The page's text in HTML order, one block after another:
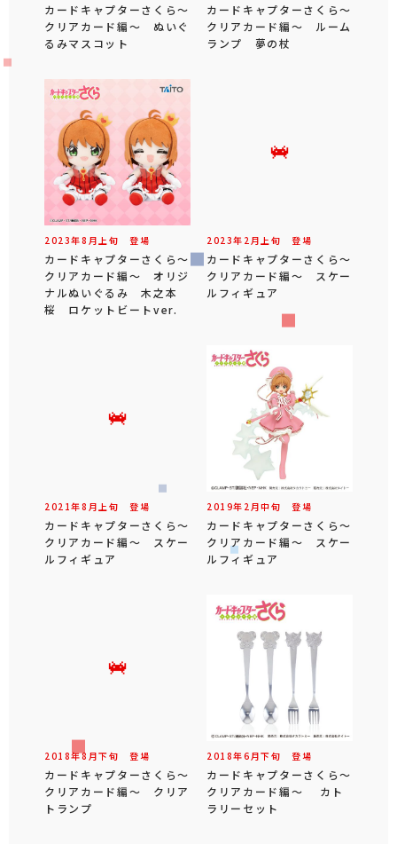
カードキャプターさくら～
クリアカード編～ ぬいぐ
るみマスコット
カードキャプターさくら～
クリアカード編～ ルーム
ランプ 夢の杖
2023年8 月 上旬 登場
カードキャプターさくら～
クリアカード編～ オリジ
ナルぬいぐるみ 木之本
桜 ロケットビートver.
2023年 2 月 上旬 登場
カードキャプターさくら～
クリアカード編～ スケー
ルフィギュア
2021年8 月 上旬 登場
カードキャプターさくら～
クリアカード編～ スケー
ルフィギュア
2019年 2 月中旬 登場
カードキャプターさくら～
クリアカード編～ スケー
ルフィギュア
2018年8 月下旬 登場
カードキャプターさくら～
クリアカード編～ クリア
トランプ
2018年6 月下旬 登場
カードキャプターさくら～
クリアカード編～ カト
ラリーセット